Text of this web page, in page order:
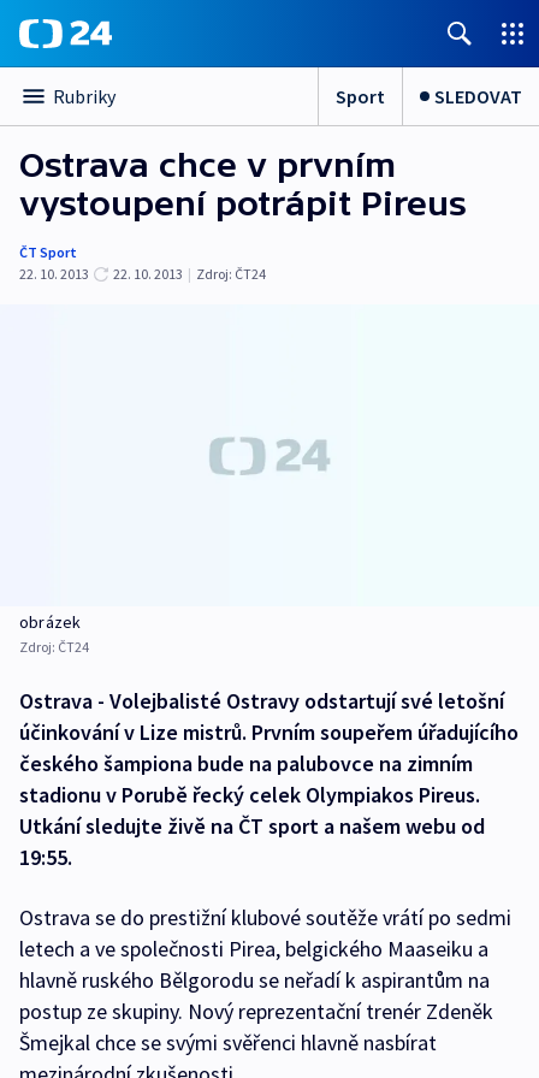
Rubriky Sport SLEDOVAT
Ostrava chce v prvním
vystoupení potrápit Pireus
ČT Sport
22. 10. 2013
22. 10. 2013 | Zdroj: ČT24
obrázek
Zdroj: ČT24
Ostrava - Volejbalisté Ostravy odstartují své letošní
účinkování v Lize mistrů. Prvním soupeřem úřadujícího
českého šampiona bude na palubovce na zimním
stadionu v Porubě řecký celek Olympiakos Pireus.
Utkání sledujte živě na ČT sport a našem webu od
19:55.
Ostrava se do prestižní klubové soutěže vrátí po sedmi
letech a ve společnosti Pirea, belgického Maaseiku a
hlavně ruského Bělgorodu se neřadí k aspirantům na
postup ze skupiny. Nový reprezentační trenér Zdeněk
Šmejkal chce se svými svěřenci hlavně nasbírat